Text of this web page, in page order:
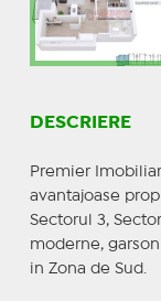
DESCRIERE
Premier
avantajoase
Sectorul 3,
moderne,
in Zona de Sud.